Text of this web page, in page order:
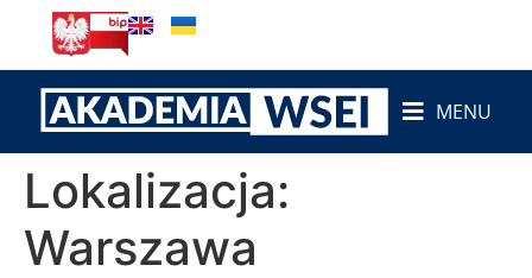
MENU
Lokalizacja:
Warszawa